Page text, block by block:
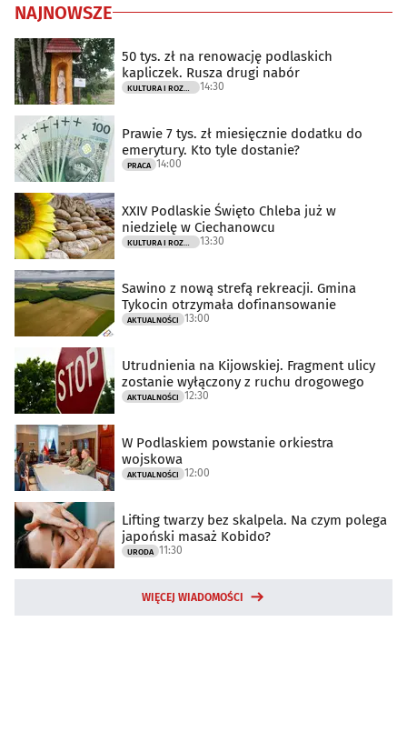
NAJNOWSZE
50 tys. zł na renowację podlaskich
kapliczek. Rusza drugi nabór
KULTURA I ROZRYWKA 14:30
Prawie 7 tys. zł miesięcznie dodatku do
emerytury. Kto tyle dostanie?
PRACA 14:00
XXIV Podlaskie Święto Chleba już w
niedzielę w Ciechanowcu
KULTURA I ROZRYWKA 13:30
Sawino z nową strefą rekreacji. Gmina
Tykocin otrzymała dofinansowanie
AKTUALNOŚCI 13:00
Utrudnienia na Kijowskiej. Fragment ulicy
zostanie wyłączony z ruchu drogowego
AKTUALNOŚCI 12:30
W Podlaskiem powstanie orkiestra
wojskowa
AKTUALNOŚCI 12:00
Lifting twarzy bez skalpela. Na czym polega
japoński masaż Kobido?
URODA 11:30
WIĘCEJ WIADOMOŚCI